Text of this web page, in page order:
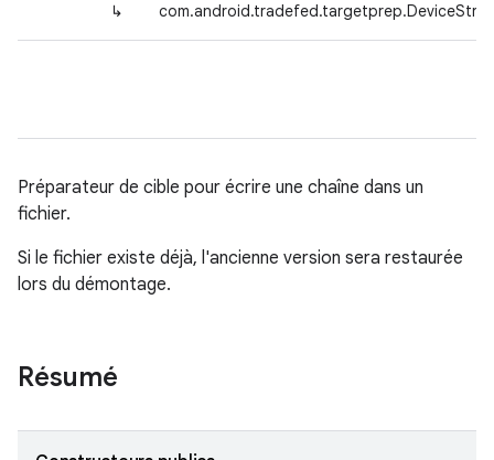
↳
Préparateur de cible pour écrire une chaîne dans un
fichier.
Si le fichier existe déjà, l'ancienne version sera restaurée
lors du démontage.
Résumé